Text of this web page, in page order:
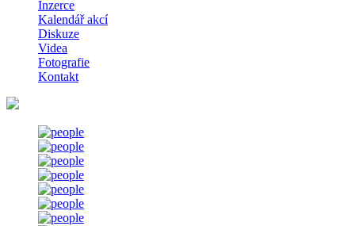
Inzerce
Kalendář akcí
Diskuze
Videa
Fotografie
Kontakt